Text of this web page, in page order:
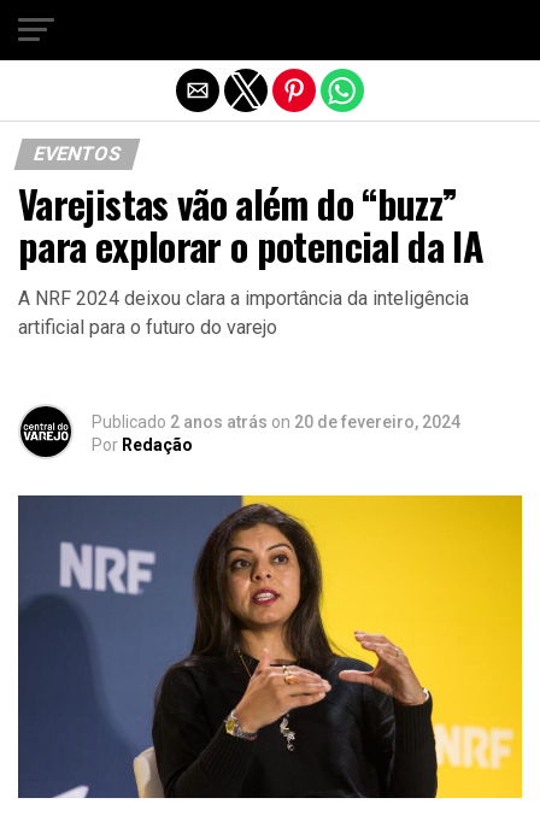
EVENTOS
Varejistas vão além do “buzz”
para explorar o potencial da IA
A NRF 2024 deixou clara a importância da inteligência
artificial para o futuro do varejo
Publicado 2 anos atrás on 20 de fevereiro, 2024
Por Redação